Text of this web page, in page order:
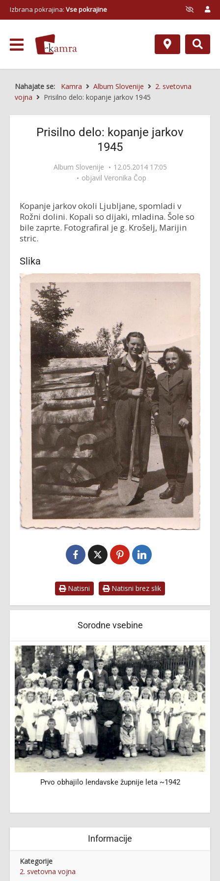
Izbrana pokrajina: Vse pokrajine
Nahajate se: Kamra Album Slovenije
2. svetovna
vojna
Prisilno delo: kopanje jarkov 1945
Prisilno delo: kopanje jarkov
1945
Album Slovenije
12.05.2014 17:05
objavil Veronika Čop
Kopanje jarkov okoli Ljubljane, spomladi v
Rožni dolini. Kopali so dijaki, mladina. Šole so
bile zaprte. Fotografiral je g. Krošelj, Marijin
stric.
Slika
Natisni Natisni brez slik
Sorodne vsebine
Prvo obhajilo lendavske župnije leta ~1942
Informacije
Kategorije
2. svetovna vojna